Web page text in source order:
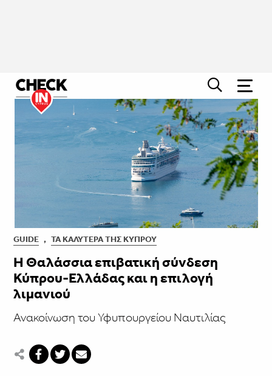
GUIDE , ΤΑ ΚΑΛΎΤΕΡΑ ΤΗΣ ΚΎΠΡΟΥ
H Θαλάσσια επιβατική σύνδεση
Κύπρου-Ελλάδας και η επιλογή
λιμανιού
Ανακοίνωση του Υφυπουργείου Ναυτιλίας